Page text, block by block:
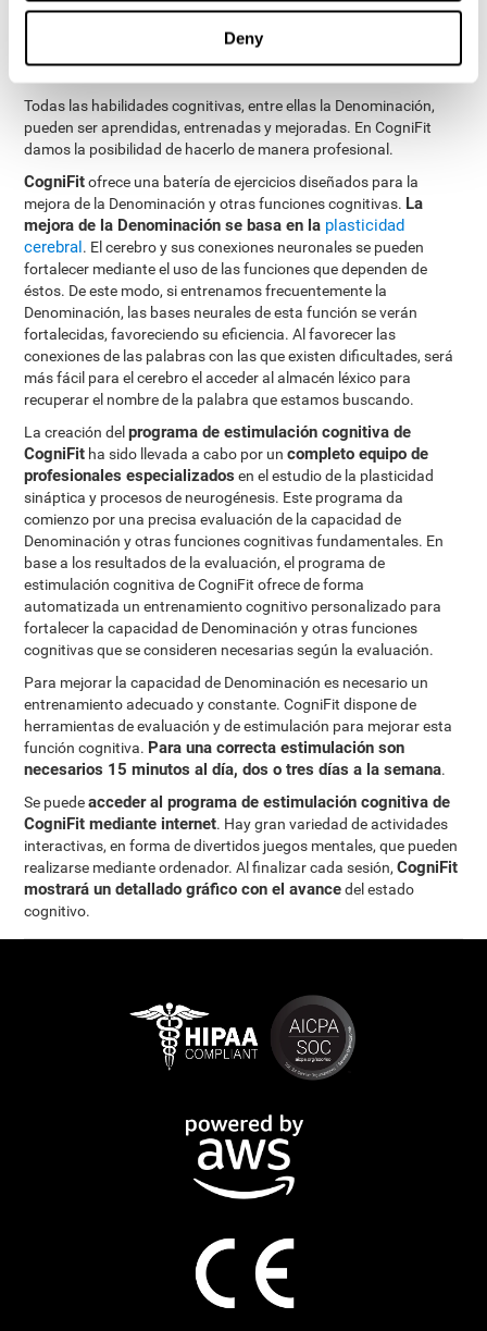
Deny
¿Cómo mejorar la capacidad de
Denominación?
Todas las habilidades cognitivas, entre ellas la Denominación,
pueden ser aprendidas, entrenadas y mejoradas. En CogniFit
damos la posibilidad de hacerlo de manera profesional.
CogniFitofrece una batería de ejercicios diseñados para la
mejora de la Denominación y otras funciones cognitivas. La
mejora de la Denominación se basa en la plasticidad
cerebral. El cerebro y sus conexiones neuronales se pueden
fortalecer mediante el uso de las funciones que dependen de
éstos. De este modo, si entrenamos frecuentemente la
Denominación, las bases neurales de esta función se verán
fortalecidas, favoreciendo su eficiencia. Al favorecer las
conexiones de las palabras con las que existen dificultades, será
más fácil para el cerebro el acceder al almacén léxico para
recuperar el nombre de la palabra que estamos buscando.
La creación delprograma de estimulación cognitiva de
CogniFit ha sido llevada a cabo por uncompleto equipo de
profesionales especializados en el estudio de la plasticidad
sináptica y procesos de neurogénesis. Este programa da
comienzo por una precisa evaluación de la capacidad de
Denominación y otras funciones cognitivas fundamentales. En
base a los resultados de la evaluación, el programa de
estimulación cognitiva de CogniFit ofrece de forma
automatizada un entrenamiento cognitivo personalizado para
fortalecer la capacidad de Denominación y otras funciones
cognitivas que se consideren necesarias según la evaluación.
Para mejorar la capacidad de Denominación es necesario un
entrenamiento adecuado y constante. CogniFit dispone de
herramientas de evaluación y de estimulación para mejorar esta
función cognitiva. Para una correcta estimulación son
necesarios 15 minutos al día, dos o tres días a la semana.
Se puedeacceder al programa de estimulación cognitiva de
CogniFit mediante internet. Hay gran variedad de actividades
interactivas, en forma de divertidos juegos mentales, que pueden
realizarse mediante ordenador. Al finalizar cada sesión,CogniFit
mostrará un detallado gráfico con el avancedel estado
cognitivo.